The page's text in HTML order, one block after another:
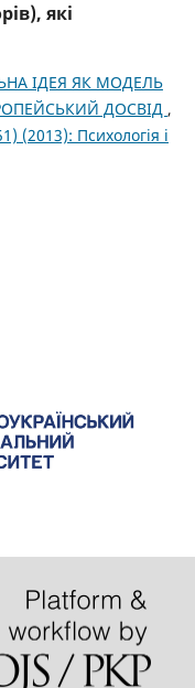
які
ІДЕЯ ЯК МОДЕЛЬ
ДОСВІД ,
(2013): Психологія і